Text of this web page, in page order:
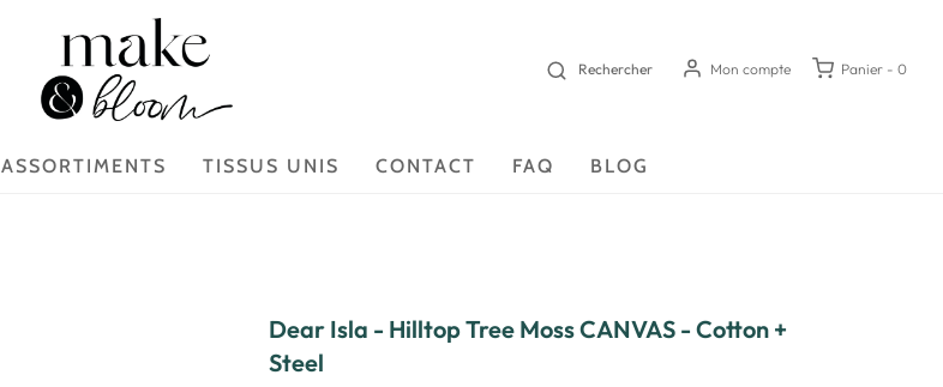
Rechercher Mon compte Panier - 0
ASSORTIMENTS TISSUS UNIS CONTACT FAQ BLOG
Dear Isla - Hilltop Tree Moss CANVAS - Cotton +
Steel